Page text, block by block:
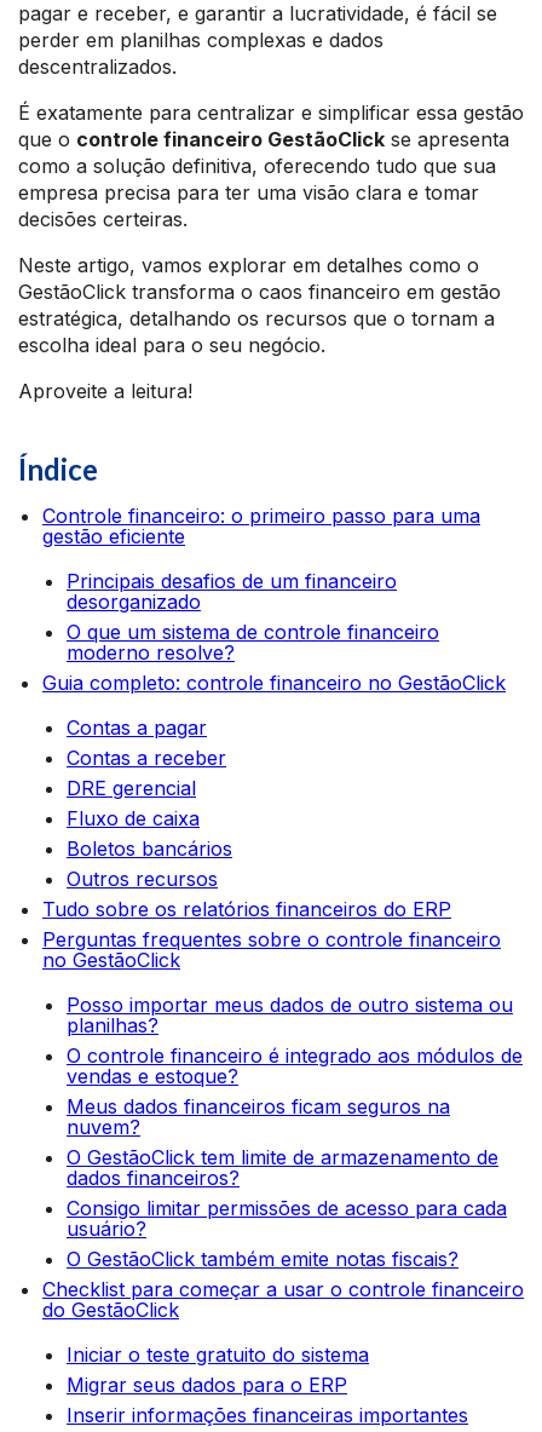
pagar e receber, e garantir a lucratividade, é fácil se
perder em planilhas complexas e dados
descentralizados.
É exatamente para centralizar e simplificar essa gestão
que o controle financeiro GestãoClick se apresenta
como a solução definitiva, oferecendo tudo que sua
empresa precisa para ter uma visão clara e tomar
decisões certeiras.
Neste artigo, vamos explorar em detalhes como o
GestãoClick transforma o caos financeiro em gestão
estratégica, detalhando os recursos que o tornam a
escolha ideal para o seu negócio.
Aproveite a leitura!
Índice
Controle financeiro: o primeiro passo para uma
gestão eficiente
Principais desafios de um financeiro
desorganizado
O que um sistema de controle financeiro
moderno resolve?
Guia completo: controle financeiro no GestãoClick
Contas a pagar
Contas a receber
DRE gerencial
Fluxo de caixa
Boletos bancários
Outros recursos
Tudo sobre os relatórios financeiros do ERP
Perguntas frequentes sobre o controle financeiro
no GestãoClick
Posso importar meus dados de outro sistema ou
planilhas?
O controle financeiro é integrado aos módulos de
vendas e estoque?
Meus dados financeiros ficam seguros na
nuvem?
O GestãoClick tem limite de armazenamento de
dados financeiros?
Consigo limitar permissões de acesso para cada
usuário?
O GestãoClick também emite notas fiscais?
Checklist para começar a usar o controle financeiro
do GestãoClick
Iniciar o teste gratuito do sistema
Migrar seus dados para o ERP
Inserir informações financeiras importantes